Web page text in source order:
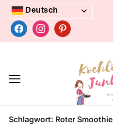
Skip
content
Deutsch
facebookinstagrampinterest
Schlagwort: Roter Smoothie